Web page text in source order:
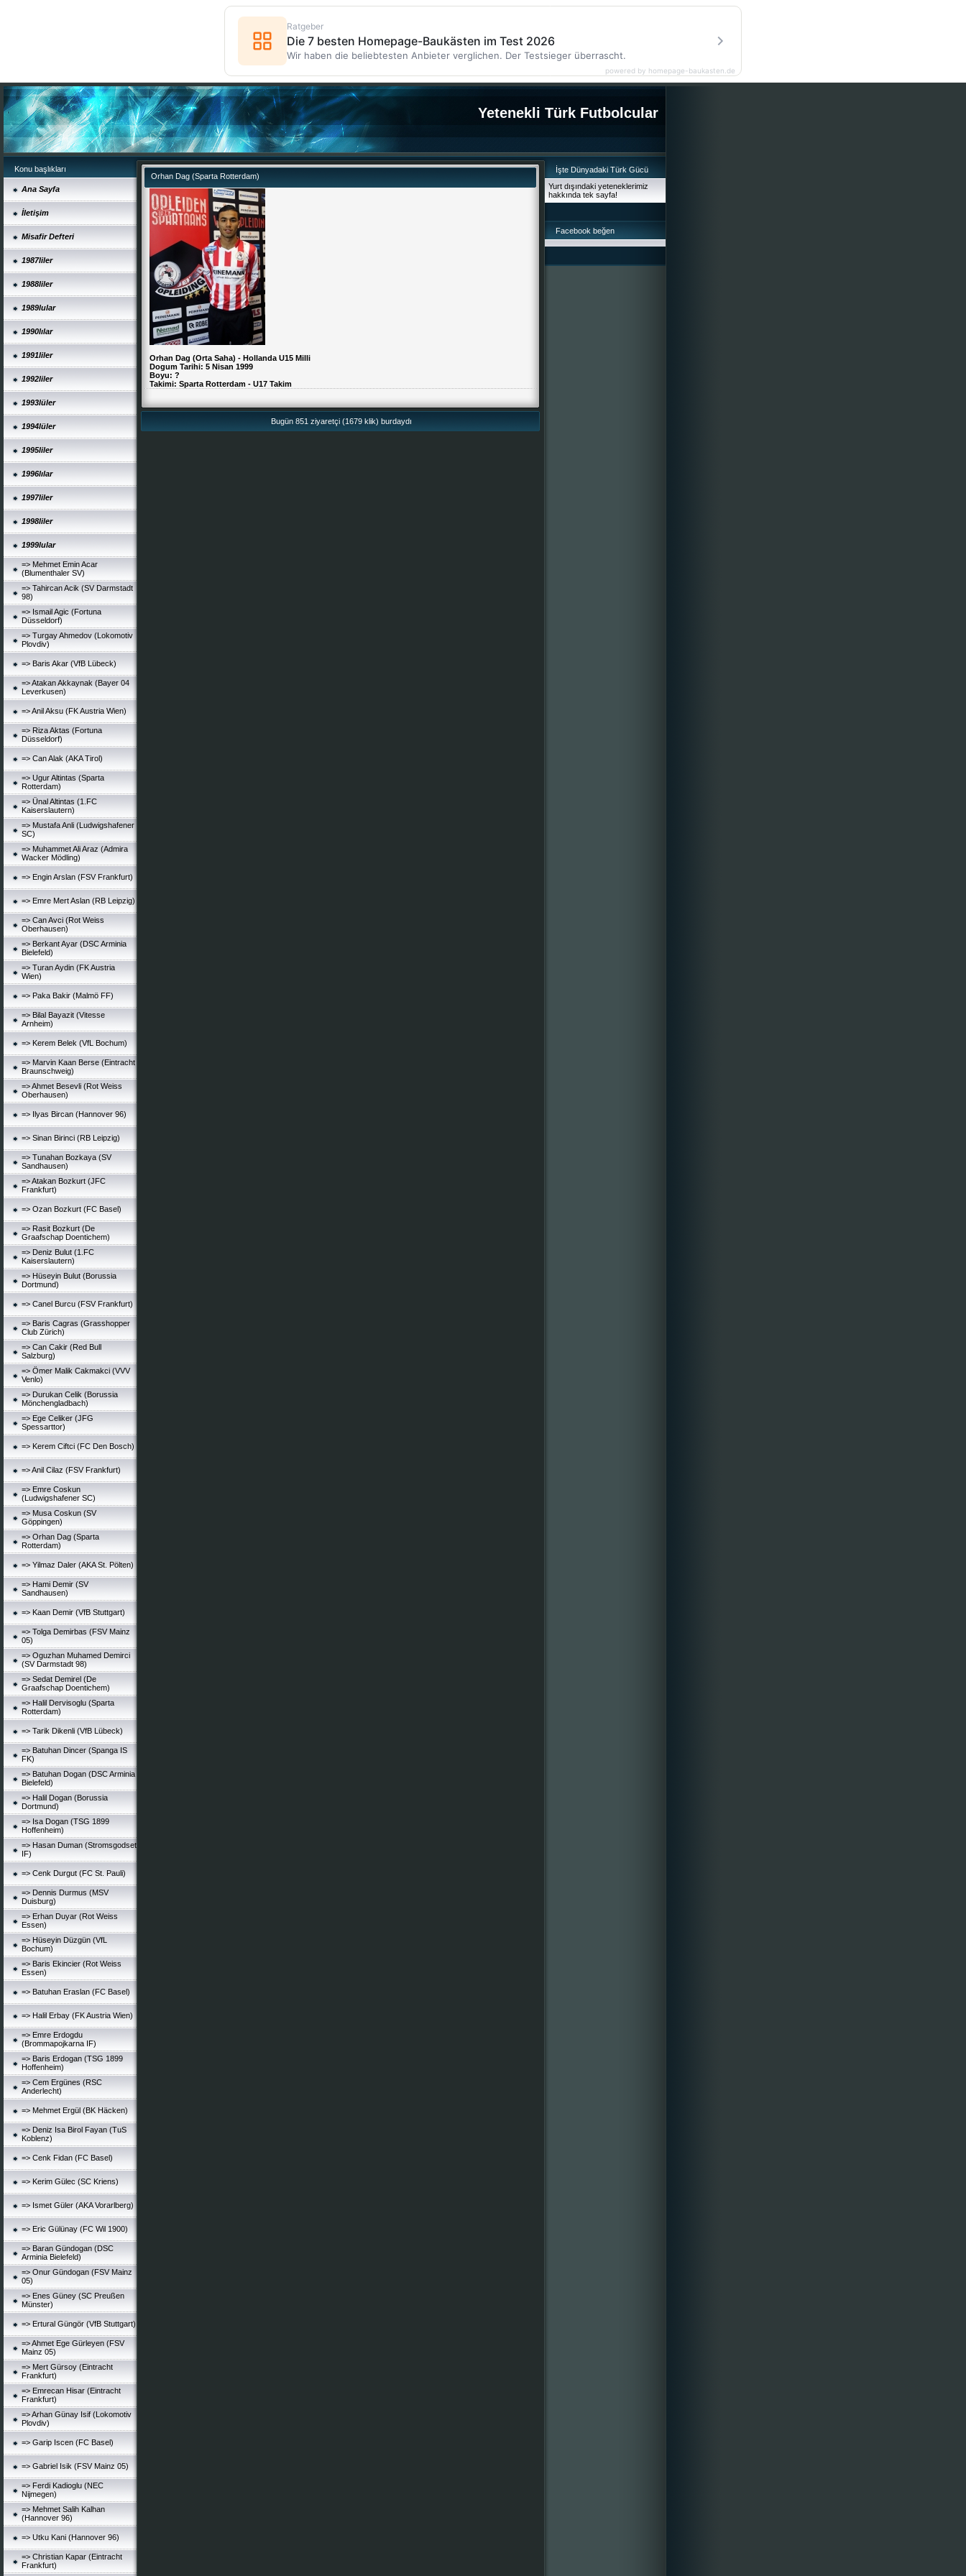
Yetenekli Türk Futbolcular
Konu başlıkları
Ana Sayfa
İletişim
Misafir Defteri
1987liler
1988liler
1989lular
1990lılar
1991liler
1992liler
1993lüler
1994lüler
1995liler
1996lılar
1997liler
1998liler
1999lular
=> Mehmet Emin Acar
(Blumenthaler SV)
=> Tahircan Acik (SV Darmstadt
98)
=> Ismail Agic (Fortuna
Düsseldorf)
=> Turgay Ahmedov (Lokomotiv
Plovdiv)
=> Baris Akar (VfB Lübeck)
=> Atakan Akkaynak (Bayer 04
Leverkusen)
=> Anil Aksu (FK Austria Wien)
=> Riza Aktas (Fortuna
Düsseldorf)
=> Can Alak (AKA Tirol)
=> Ugur Altintas (Sparta
Rotterdam)
=> Ünal Altintas (1.FC
Kaiserslautern)
=> Mustafa Anli (Ludwigshafener
SC)
=> Muhammet Ali Araz (Admira
Wacker Mödling)
=> Engin Arslan (FSV Frankfurt)
=> Emre Mert Aslan (RB Leipzig)
=> Can Avci (Rot Weiss
Oberhausen)
=> Berkant Ayar (DSC Arminia
Bielefeld)
=> Turan Aydin (FK Austria
Wien)
=> Paka Bakir (Malmö FF)
=> Bilal Bayazit (Vitesse
Arnheim)
=> Kerem Belek (VfL Bochum)
=> Marvin Kaan Berse (Eintracht
Braunschweig)
=> Ahmet Besevli (Rot Weiss
Oberhausen)
=> Ilyas Bircan (Hannover 96)
=> Sinan Birinci (RB Leipzig)
=> Tunahan Bozkaya (SV
Sandhausen)
=> Atakan Bozkurt (JFC
Frankfurt)
=> Ozan Bozkurt (FC Basel)
=> Rasit Bozkurt (De
Graafschap Doentichem)
=> Deniz Bulut (1.FC
Kaiserslautern)
=> Hüseyin Bulut (Borussia
Dortmund)
=> Canel Burcu (FSV Frankfurt)
=> Baris Cagras (Grasshopper
Club Zürich)
=> Can Cakir (Red Bull
Salzburg)
=> Ömer Malik Cakmakci (VVV
Venlo)
=> Durukan Celik (Borussia
Mönchengladbach)
=> Ege Celiker (JFG
Spessarttor)
=> Kerem Ciftci (FC Den Bosch)
=> Anil Cilaz (FSV Frankfurt)
=> Emre Coskun
(Ludwigshafener SC)
=> Musa Coskun (SV
Göppingen)
=> Orhan Dag (Sparta
Rotterdam)
=> Yilmaz Daler (AKA St. Pölten)
=> Hami Demir (SV
Sandhausen)
=> Kaan Demir (VfB Stuttgart)
=> Tolga Demirbas (FSV Mainz
05)
=> Oguzhan Muhamed Demirci
(SV Darmstadt 98)
=> Sedat Demirel (De
Graafschap Doentichem)
=> Halil Dervisoglu (Sparta
Rotterdam)
=> Tarik Dikenli (VfB Lübeck)
=> Batuhan Dincer (Spanga IS
FK)
=> Batuhan Dogan (DSC Arminia
Bielefeld)
=> Halil Dogan (Borussia
Dortmund)
=> Isa Dogan (TSG 1899
Hoffenheim)
=> Hasan Duman (Stromsgodset
IF)
=> Cenk Durgut (FC St. Pauli)
=> Dennis Durmus (MSV
Duisburg)
=> Erhan Duyar (Rot Weiss
Essen)
=> Hüseyin Düzgün (VfL
Bochum)
=> Baris Ekincier (Rot Weiss
Essen)
=> Batuhan Eraslan (FC Basel)
=> Halil Erbay (FK Austria Wien)
=> Emre Erdogdu
(Brommapojkarna IF)
=> Baris Erdogan (TSG 1899
Hoffenheim)
=> Cem Ergünes (RSC
Anderlecht)
=> Mehmet Ergül (BK Häcken)
=> Deniz Isa Birol Fayan (TuS
Koblenz)
=> Cenk Fidan (FC Basel)
=> Kerim Gülec (SC Kriens)
=> Ismet Güler (AKA Vorarlberg)
=> Eric Gülünay (FC Wil 1900)
=> Baran Gündogan (DSC
Arminia Bielefeld)
=> Onur Gündogan (FSV Mainz
05)
=> Enes Güney (SC Preußen
Münster)
=> Ertural Güngör (VfB Stuttgart)
=> Ahmet Ege Gürleyen (FSV
Mainz 05)
=> Mert Gürsoy (Eintracht
Frankfurt)
=> Emrecan Hisar (Eintracht
Frankfurt)
=> Arhan Günay Isif (Lokomotiv
Plovdiv)
=> Garip Iscen (FC Basel)
=> Gabriel Isik (FSV Mainz 05)
=> Ferdi Kadioglu (NEC
Nijmegen)
=> Mehmet Salih Kalhan
(Hannover 96)
=> Utku Kani (Hannover 96)
=> Christian Kapar (Eintracht
Frankfurt)
Orhan Dag (Sparta Rotterdam)
Orhan Dag (Orta Saha) - Hollanda U15 Milli
Dogum Tarihi: 5 Nisan 1999
Boyu: ?
Takimi: Sparta Rotterdam - U17 Takim
Bugün 851 ziyaretçi (1679 klik) burdaydı
İşte Dünyadaki Türk Gücü
Yurt dışındaki yeteneklerimiz
hakkında tek sayfa!
Facebook beğen
Ratgeber
Die 7 besten Homepage-Baukästen im Test 2026
Wir haben die beliebtesten Anbieter verglichen. Der Testsieger überrascht.
powered by homepage-baukasten.de